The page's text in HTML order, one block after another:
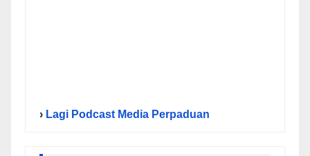
› Lagi Podcast Media Perpaduan